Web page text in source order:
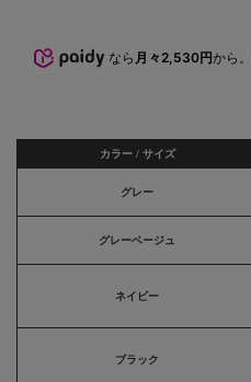
なら 月々2,530円から
カラー / サイズ
グレー
グレーベージュ
ネイビー
ブラック